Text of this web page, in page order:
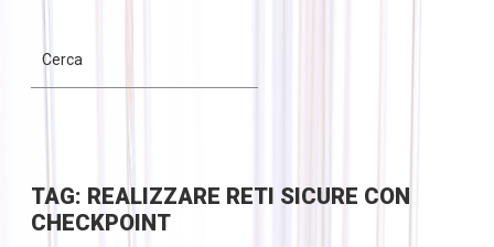
TAG: REALIZZARE RETI SICURE CON
CHECKPOINT